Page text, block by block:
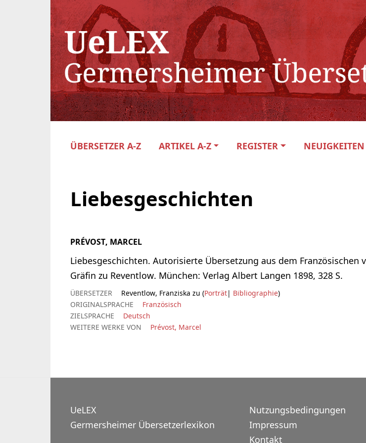
ÜBERSETZER A-Z ARTIKEL A-Z REGISTER NEUIGKEITEN
Liebesgeschichten
PRÉVOST, MARCEL
Liebesgeschichten. Autorisierte Übersetzung aus dem Französischen
Gräfin zu Reventlow. München: Verlag Albert Langen 1898, 328 S.
ÜBERSETZER Reventlow, Franziska zu (Porträt| Bibliographie)
ORIGINALSPRACHE
Französisch
ZIELSPRACHE
Deutsch
WEITERE WERKE VON
Prévost, Marcel
UeLEX
Germersheimer Übersetzerlexikon
Nutzungsbedingungen
Impressum
Kontakt